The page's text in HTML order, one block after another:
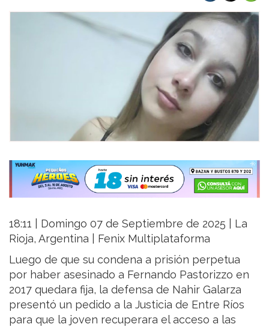
18:11 | Domingo 07 de Septiembre de 2025 | La
Rioja, Argentina | Fenix Multiplataforma
Luego de que su condena a prisión perpetua
por haber asesinado a Fernando Pastorizzo en
2017 quedara fija, la defensa de Nahir Galarza
presentó un pedido a la Justicia de Entre Ríos
para que la joven recuperara el acceso a las